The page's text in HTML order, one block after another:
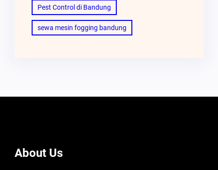
Pest Control di Bandung
sewa mesin fogging bandung
About Us